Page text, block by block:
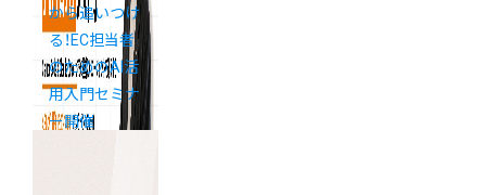
から追いつけ
る！EC担当者
のためのAI活
用入門セミナ
ー開催